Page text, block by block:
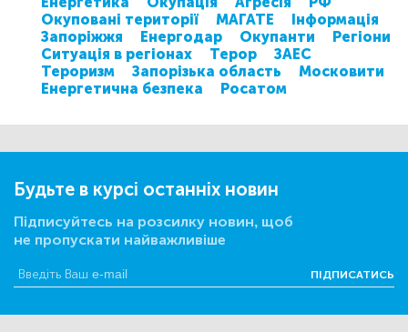
Окуповані території
МАГАТЕ
Інформація
Запоріжжя
Енергодар Окупанти
Регіони
Ситуація в регіонах
Терор
ЗАЕС
Тероризм
Запорізька область
Московити
Енергетична безпека
Росатом
Будьте в курсі останніх новин
Підписуйтесь на розсилку новин, щоб
не пропускати найважливіше
ПІДПИСАТИСЬ